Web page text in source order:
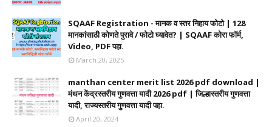
SQAAF Registration - मानक व स्तर निहाय फोटो | 128
मानकांसाठी कोणते पुरावे / फोटो घ्यावेत? | SQAAF कोरा फॉर्म,
Video, PDF पहा.
March 20, 2025
manthan center merit list 2026 pdf download |
मंथन केंद्रस्तरीय गुणवत्ता यादी 2026 pdf | जिल्हास्तरीय गुणवत्ता
यादी, राज्यस्तरीय गुणवत्ता यादी पहा.
April 20, 2024